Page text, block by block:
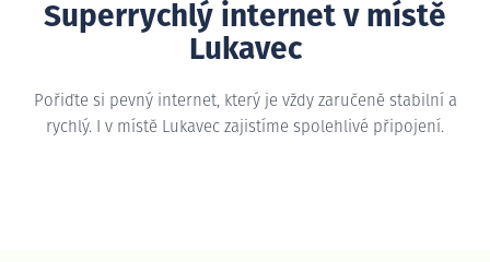
Superrychlý internet v místě
Lukavec
Pořiďte si pevný internet, který je vždy zaručeně stabilní a
rychlý. I v místě Lukavec zajistíme spolehlivé připojení.